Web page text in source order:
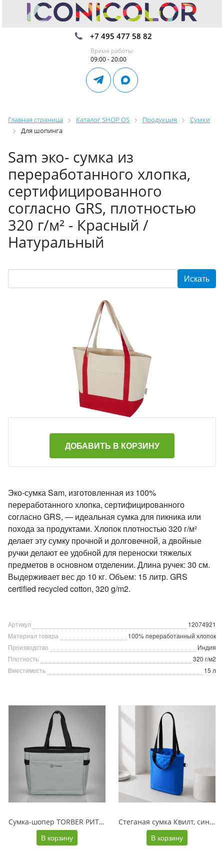
+7 495 477 58 82
Время работы:
09:00 - 20:00
Главная страница Каталог SHOP OS Продукция
Сумки
Для шопинга
Sam эко- сумка из
переработанного хлопка,
сертифицированного
согласно GRS, плотностью
320 г/м² - Красный /
Натуральный
ДОБАВИТЬ В КОРЗИНУ
Эко-сумка Sam, изготовленная из 100%
переработанного хлопка, сертифицированного
согласно GRS, — идеальная сумка для пикника или
похода за продуктами. Хлопок плотностью 320 г/м²
делает эту сумку прочной и долговечной, а двойные
ручки делают ее удобной для переноски тяжелых
предметов в основном отделении. Длина ручек: 30 см.
Выдерживает вес до 10 кг. Объем: 15 литр. GRS
certified recycled cotton, 320 g/m2.
Артикул
12074921
Материал товара
100% переработанный хлопок
Производство
Индия
Плотность
320 г/м2
Вместимость
15 л
Сумка-шопер TORBER РИТМ, серый, полиэстер 900D с PU покрытием, 41 х 18 х 35 см, 25 л
В корзину
Стеганая сумка Квилт, синий
В корзину